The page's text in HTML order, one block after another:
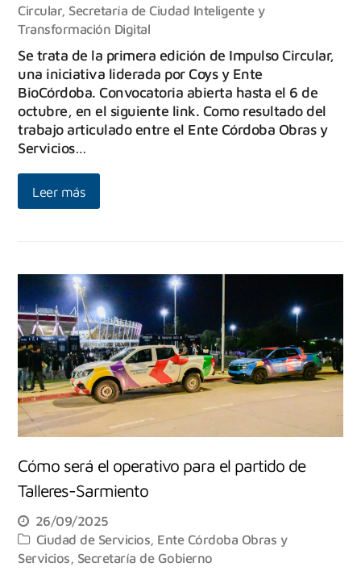
Circular, Secretaría de Ciudad Inteligente y
Transformación Digital
Se trata de la primera edición de Impulso Circular,
una iniciativa liderada por Coys y Ente
BioCórdoba. Convocatoria abierta hasta el 6 de
octubre, en el siguiente link. Como resultado del
trabajo articulado entre el Ente Córdoba Obras y
Servicios…
Leer más
Cómo será el operativo para el partido de
Talleres-Sarmiento
26/09/2025
Ciudad de Servicios, Ente Córdoba Obras y
Servicios, Secretaría de Gobierno